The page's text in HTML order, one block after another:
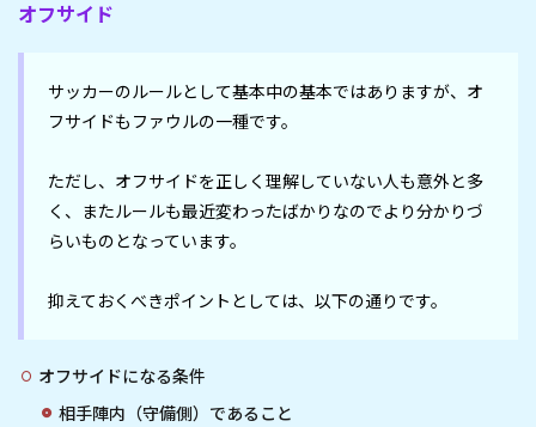
オフサイド
サッカーのルールとして基本中の基本ではありますが、オ
フサイドもファウルの一種です。
ただし、オフサイドを正しく理解していない人も意外と多
く、またルールも最近変わったばかりなのでより分かりづ
らいものとなっています。
抑えておくべきポイントとしては、以下の通りです。
オフサイドになる条件
相手陣内（守備側）であること